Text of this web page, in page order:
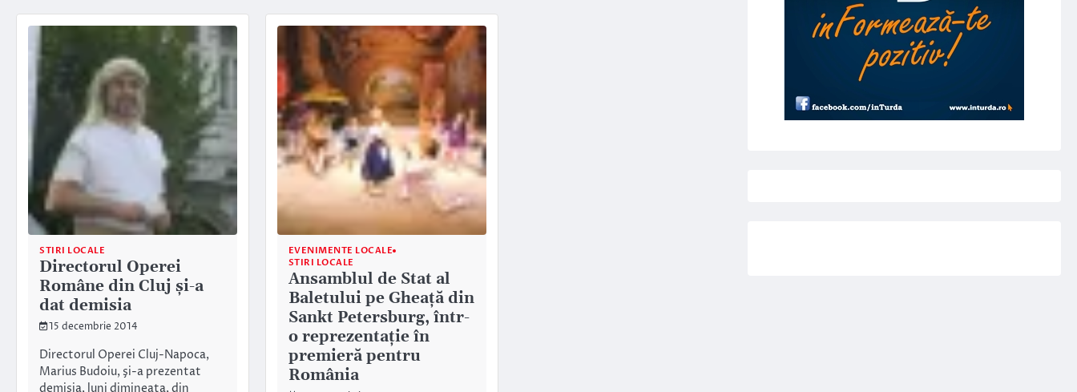
STIRI LOCALE
Directorul Operei
Române din Cluj și-a
dat demisia
15 decembrie 2014
Directorul Operei Cluj-Napoca,
Marius Budoiu, şi-a prezentat
demisia, luni dimineaţa, din
EVENIMENTE LOCALE
STIRI LOCALE
Ansamblul de Stat al
Baletului pe Gheață din
Sankt Petersburg, într-
o reprezentaţie în
premieră pentru
România